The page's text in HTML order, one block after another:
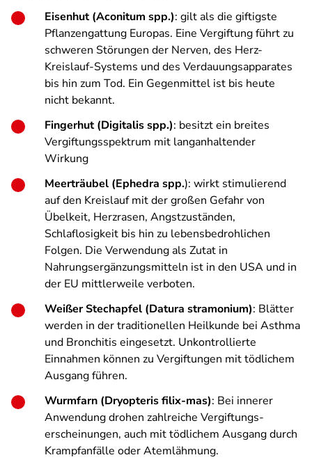
Eisenhut (Aconitum spp.): gilt als die giftigste
Pflanzengattung Europas. Eine Vergiftung führt zu
schweren Störungen der Nerven, des Herz-
Kreislauf-Systems und des Verdauungsapparates
bis hin zum Tod. Ein Gegenmittel ist bis heute
nicht bekannt.
Fingerhut (Digitalis spp.): besitzt ein breites
Vergiftungsspektrum mit langanhaltender
Wirkung
Meerträubel (Ephedra spp.): wirkt stimulierend
auf den Kreislauf mit der großen Gefahr von
Übelkeit, Herzrasen, Angstzuständen,
Schlaflosigkeit bis hin zu lebensbedrohlichen
Folgen. Die Verwendung als Zutat in
Nahrungsergänzungsmitteln ist in den USA und in
der EU mittlerweile verboten.
Weißer Stechapfel (Datura stramonium): Blätter
werden in der traditionellen Heilkunde bei Asthma
und Bronchitis eingesetzt. Unkontrollierte
Einnahmen können zu Vergiftungen mit tödlichem
Ausgang führen.
Wurmfarn (Dryopteris filix-mas): Bei innerer
Anwendung drohen zahlreiche Vergiftungs­
erscheinungen, auch mit tödlichem Ausgang durch
Krampfanfälle oder Atemlähmung.